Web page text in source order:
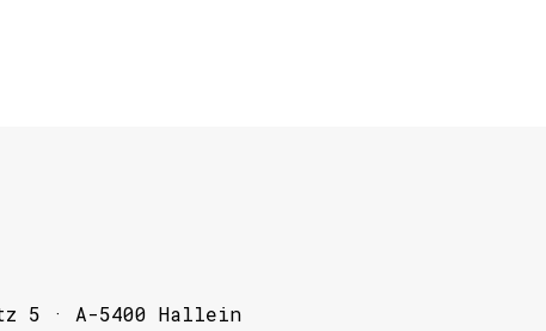
5 · A-5400 Hallein